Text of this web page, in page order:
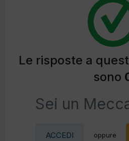
Le risposte a
sono
Sei un
ACCEDI oppure